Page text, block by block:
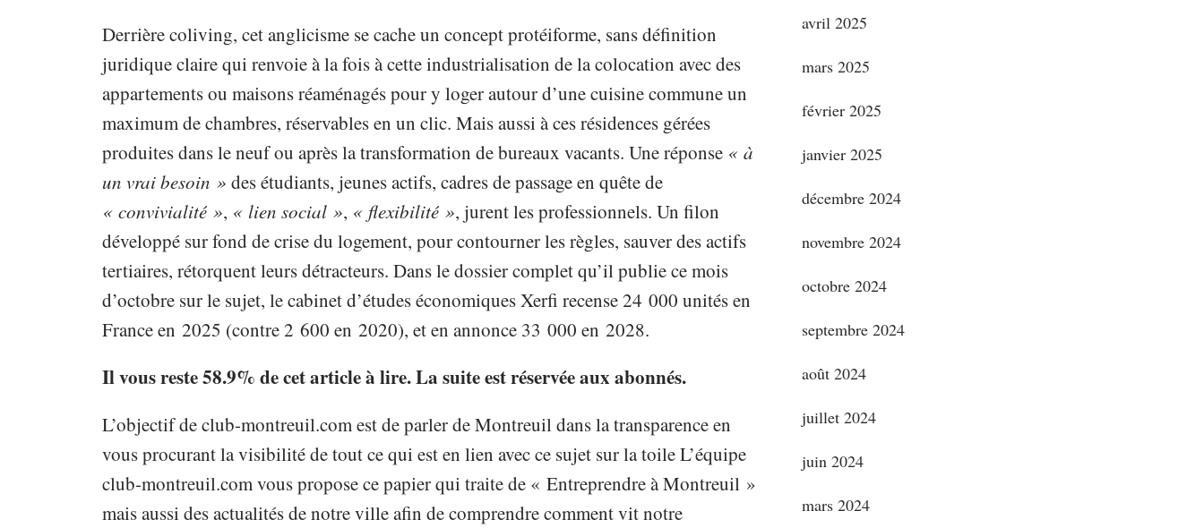
Derrière coliving, cet anglicisme se cache un concept protéiforme, sans définition
juridique claire qui renvoie à la fois à cette industrialisation de la colocation avec des
appartements ou maisons réaménagés pour y loger autour d’une cuisine commune un
maximum de chambres, réservables en un clic. Mais aussi à ces résidences gérées
produites dans le neuf ou après la transformation de bureaux vacants. Une réponse « à
un vrai besoin » des étudiants, jeunes actifs, cadres de passage en quête de
« convivialité », « lien social », « flexibilité », jurent les professionnels. Un filon
développé sur fond de crise du logement, pour contourner les règles, sauver des actifs
tertiaires, rétorquent leurs détracteurs. Dans le dossier complet qu’il publie ce mois
d’octobre sur le sujet, le cabinet d’études économiques Xerfi recense 24 000 unités en
France en 2025 (contre 2 600 en 2020), et en annonce 33 000 en 2028.
Il vous reste 58.9% de cet article à lire. La suite est réservée aux abonnés.
L’objectif de club-montreuil.com est de parler de Montreuil dans la transparence en
vous procurant la visibilité de tout ce qui est en lien avec ce sujet sur la toile L’équipe
club-montreuil.com vous propose ce papier qui traite de « Entreprendre à Montreuil »
mais aussi des actualités de notre ville afin de comprendre comment vit notre
avril 2025
mars 2025
février 2025
janvier 2025
décembre 2024
novembre 2024
octobre 2024
septembre 2024
août 2024
juillet 2024
juin 2024
mars 2024